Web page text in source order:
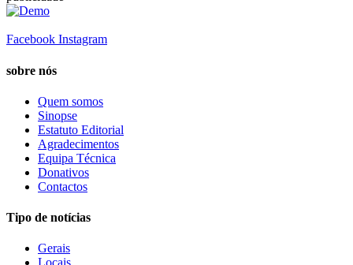
Facebook Instagram
sobre nós
Quem somos
Sinopse
Estatuto Editorial
Agradecimentos
Equipa Técnica
Donativos
Contactos
Tipo de notícias
Gerais